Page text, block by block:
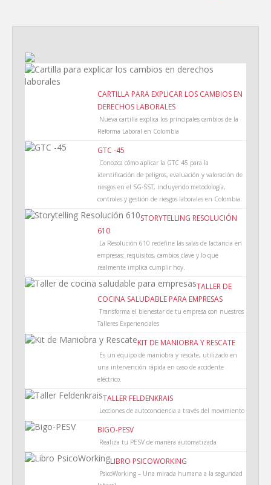
CARTILLA PARA EXPLICAR LOS CAMBIOS EN
DERECHOS LABORALES
Nueva cartilla explica los principales cambios de la
Reforma Laboral en Colombia
GTC -45
Conozca cómo aplicar la GTC 45 para la
identificación de peligros, evaluación y valoración de
riesgos en el SG-SST, incluyendo metodología,
controles y gestión de riesgos laborales en Colombia.
STORYTELLING RESOLUCIÓN
610
La Resolución 610 redefine las salas de lactancia en
empresas: requisitos, cambios clave y lo que
realmente implica cumplir hoy.
TALLER DE
COCINA SALUDABLE PARA EMPRESAS
Transforma el bienestar de tu empresa con nuestros
Talleres Experienciales
KIT DE MANIOBRA Y RESCATE
Es un equipo de maniobra y rescate, utilizado en
una intervención rápida en caso de accidente
eléctrico.
TALLER FELDENKRAIS
Lecciones de autoconciencia a través del movimiento
BIGO-PESV
Realiza tu PESV de manera automatizada
LIBRO PSICOWORKING
PsicoWorking – Una mirada humana a la seguridad